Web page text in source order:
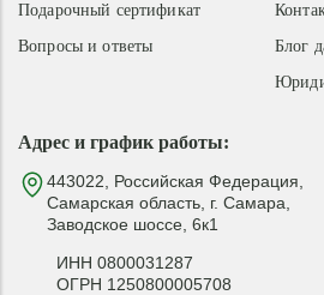
Адрес и график работы:
443022, Российская Федерация,
Самарская область, г. Самара,
Заводское шоссе, 6к1
ИНН 0800031287
ОГРН 1250800005708
Блог
Подарочный сертификат
Вопросы и ответы